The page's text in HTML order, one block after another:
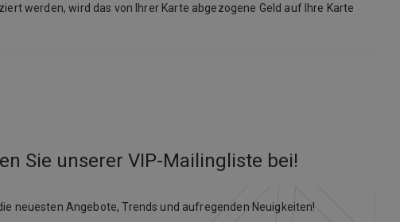
werden, wird das von Ihrer Karte abgezogene Geld auf Ihre Karte
Sie unserer VIP-Mailingliste bei!
neuesten Angebote, Trends und aufregenden Neuigkeiten!